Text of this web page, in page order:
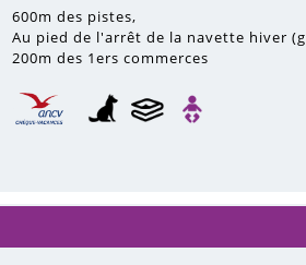
600m des pistes
Au pied de l'arrêt de la navette hiver
200m des 1ers commerces